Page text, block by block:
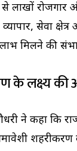
लाखों रोजगार
व्यापार, सेवा
मिलने की
के लक्ष्य की
ने कहा कि
शहरीकरण